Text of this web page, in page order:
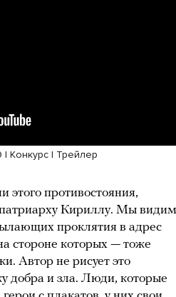
| Конкурс | Трейлер
противостояния,
патриарху Кириллу. Мы видим
проклятия в адрес
стороне которых — тоже
Автор не рисует это
добра и зла. Люди, которые